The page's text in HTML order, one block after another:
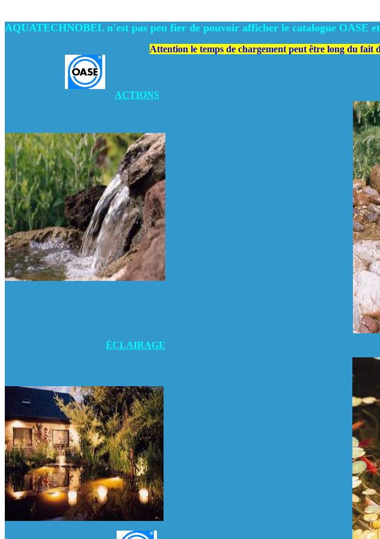
AQUATECHNOBEL n'est pas peu fier de pouvoir afficher le catalogue OASE
Attention le temps de chargement peut être long du fait
ACTIONS
ÉCLAIRAGE